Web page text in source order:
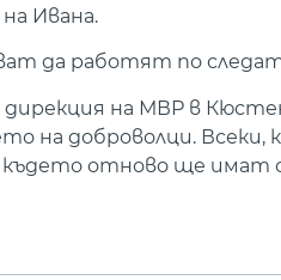
Ивана.
да работят по
на МВР в
на доброволци.
където отново ще